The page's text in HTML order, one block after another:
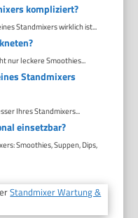
kompliziert?
Standmixers wirklich ist...
nur leckere Smoothies...
Standmixers
Ihres Standmixers...
einsetzbar?
Smoothies, Suppen, Dips,
Standmixer Wartung &